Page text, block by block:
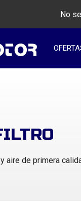
No
aire de primera